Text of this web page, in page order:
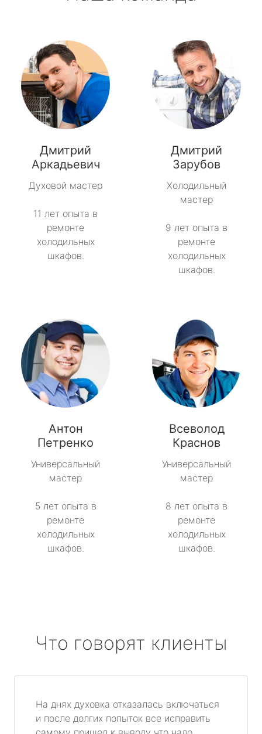
Дмитрий
Аркадьевич
Духовой мастер
11 лет опыта в
ремонте
холодильных
шкафов.
Дмитрий
Зарубов
Холодильный
мастер
9 лет опыта в
ремонте
холодильных
шкафов.
Антон
Петренко
Универсальный
мастер
5 лет опыта в
ремонте
холодильных
шкафов.
Всеволод
Краснов
Универсальный
мастер
8 лет опыта в
ремонте
холодильных
шкафов.
Что говорят клиенты
На днях духовка отказалась включаться
и после долгих попыток все исправить